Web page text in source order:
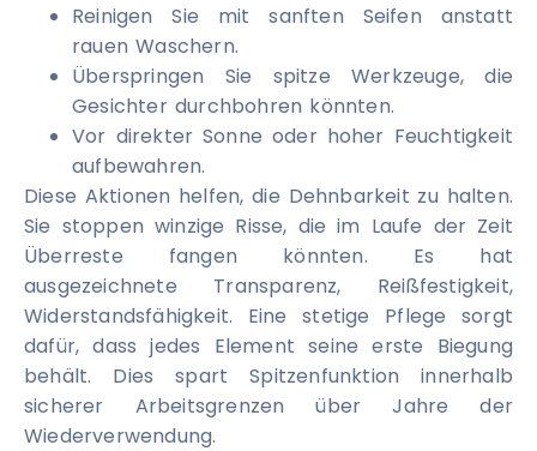
Reinigen Sie mit sanften Seifen anstatt
rauen Waschern.
Überspringen Sie spitze Werkzeuge, die
Gesichter durchbohren könnten.
Vor direkter Sonne oder hoher Feuchtigkeit
aufbewahren.
Diese Aktionen helfen, die Dehnbarkeit zu halten.
Sie stoppen winzige Risse, die im Laufe der Zeit
Überreste fangen könnten. Es hat
ausgezeichnete Transparenz, Reißfestigkeit,
Widerstandsfähigkeit. Eine stetige Pflege sorgt
dafür, dass jedes Element seine erste Biegung
behält. Dies spart Spitzenfunktion innerhalb
sicherer Arbeitsgrenzen über Jahre der
Wiederverwendung.